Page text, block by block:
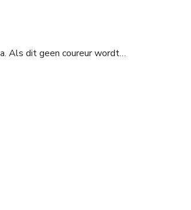
Als dit geen coureur wordt…